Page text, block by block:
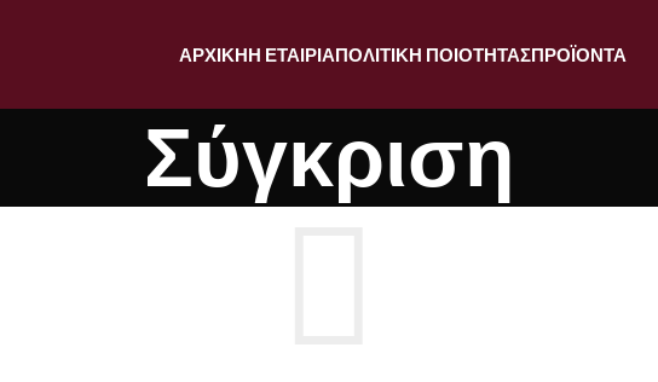
ΑΡΧΙΚΉΗ ΕΤΑΙΡΊΑΠΟΛΙΤΙΚΉ ΠΟΙΌΤΗΤΑΣΠΡΟΪΌΝΤΑ
Σύγκριση